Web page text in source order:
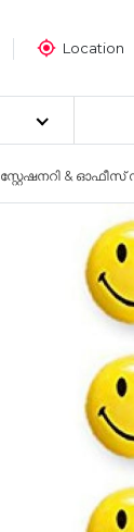
Location
സ്റ്റേഷനറി & ഓഫീസ്